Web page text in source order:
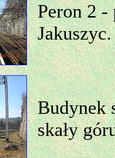
Peron 2
Jakuszyc.
Budynek
skały